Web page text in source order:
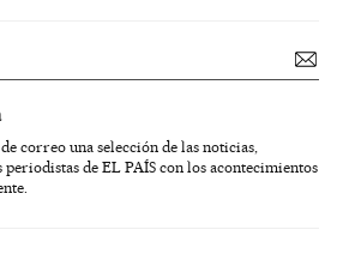
correo una selección de las noticias,
de EL PAÍS con los acontecimientos